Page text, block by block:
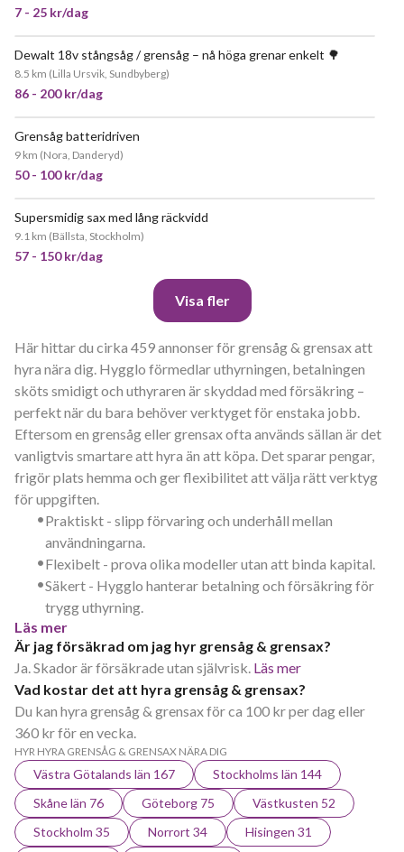
7 - 25 kr/dag
Dewalt 18v stångsåg / grensåg – nå höga grenar enkelt 🌳
8.5 km (Lilla Ursvik, Sundbyberg)
86 - 200 kr/dag
Grensåg batteridriven
9 km (Nora, Danderyd)
50 - 100 kr/dag
Supersmidig sax med lång räckvidd
9.1 km (Bällsta, Stockholm)
57 - 150 kr/dag
Visa fler
Här hittar du cirka 459 annonser för grensåg & grensax att
hyra nära dig. Hygglo förmedlar uthyrningen, betalningen
sköts smidigt och uthyraren är skyddad med försäkring –
perfekt när du bara behöver verktyget för enstaka jobb.
Eftersom en grensåg eller grensax ofta används sällan är det
vanligtvis smartare att hyra än att köpa. Det sparar pengar,
frigör plats hemma och ger flexibilitet att välja rätt verktyg
för uppgiften.
•Praktiskt - slipp förvaring och underhåll mellan
användningarna.
•Flexibelt - prova olika modeller utan att binda kapital.
•Säkert - Hygglo hanterar betalning och försäkring för
trygg uthyrning.
Läs mer
Är jag försäkrad om jag hyr grensåg & grensax?
Ja. Skador är försäkrade utan självrisk. Läs mer
Vad kostar det att hyra grensåg & grensax?
Du kan hyra grensåg & grensax för ca 100 kr per dag eller
360 kr för en vecka.
HYR HYRA GRENSÅG & GRENSAX NÄRA DIG
Västra Götalands län 167
Stockholms län 144
Skåne län 76
Göteborg 75
Västkusten 52
Stockholm 35
Norrort 34
Hisingen 31